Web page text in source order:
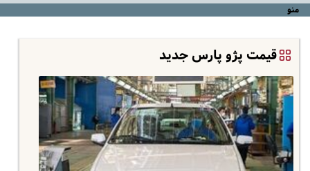
منو
قیمت پژو پارس جدید